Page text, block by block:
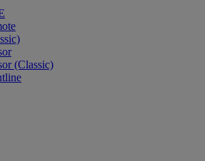
(Classic)